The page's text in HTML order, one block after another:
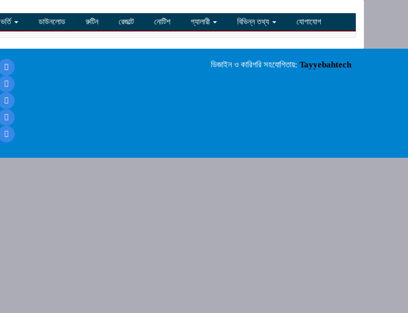
ভর্তি ডাউনলোড রুটিন রেজাল্ট নোটিশ গ্যালারী বিভিন্ন তথ্য যোগাযোগ
ডিজাইন ও কারিগরি সহযোগিতায়: Tayyebahtech